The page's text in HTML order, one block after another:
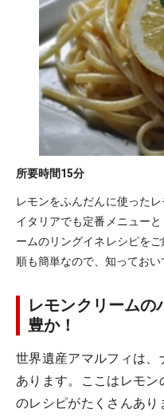
所要時間15分
レモンをふんだんに使った
イタリアでも定番メニュー
ームのリングイネレシピを
順も簡単なので、知っておい
レモンクリーム
豊か！
世界遺産アマルフィは
あります。ここはレモ
のレシピがたくさんあ